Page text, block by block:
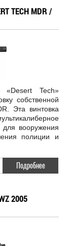
TECH MDR /
«Desert Tech»
собственной
Эта винтовка
для вооружения
полиции и
Подробнее
2005